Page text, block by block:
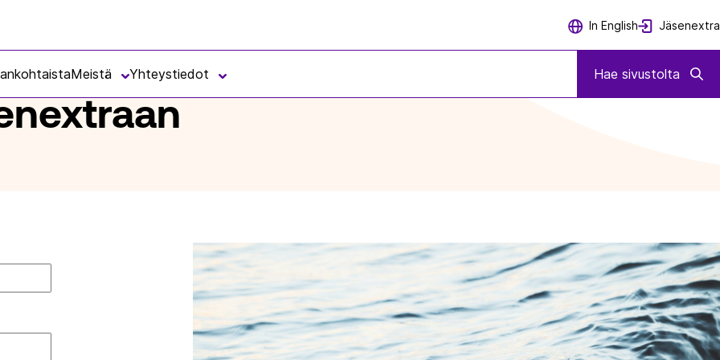
In English Jäsenextra
Meistä Yhteystiedot Hae sivustolta